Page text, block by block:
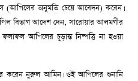
(আপিলের অনুমতি চেয়ে আবেদন) করেন।
বিভাগ আদেশ দেন, সারোয়ার আলমগীর
ফলাফল আপিলের চূড়ান্ত নিষ্পত্তি না হওয়া
করেন নুরুল আমিন। ওই আপিলের শুনানি